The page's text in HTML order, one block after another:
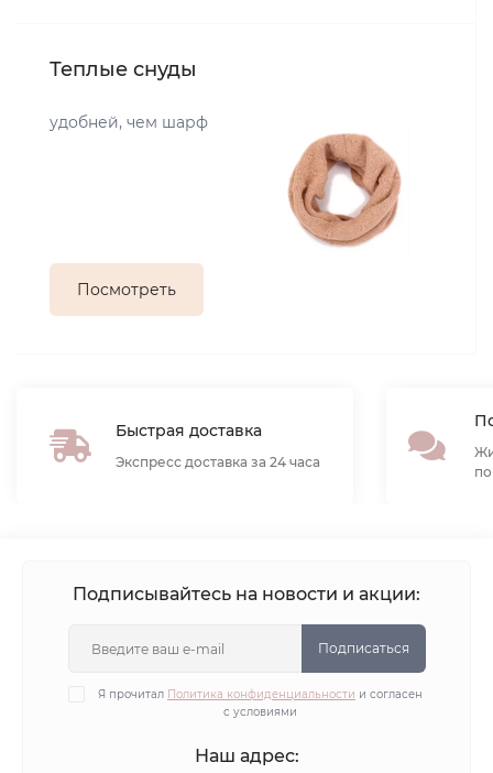
Теплые снуды
удобней, чем шарф
Посмотреть
Быстрая доставка
Экспресс доставка за 24 часа
Подписывайтесь на новости и акции:
Подписаться
Я прочитал Политика конфиденциальности и согласен
с условиями
Наш адрес: